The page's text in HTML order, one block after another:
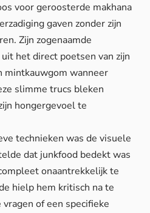
voor geroosterde makhana
gaven zonder zijn
Zijn zogenaamde
het direct poetsen van zijn
mintkauwgom wanneer
slimme trucs bleken
hongergevoel te
technieken was de visuele
dat junkfood bedekt was
onaantrekkelijk te
hielp hem kritisch na te
of een specifieke